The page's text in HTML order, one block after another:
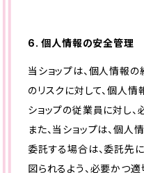
6. 個人情報の安全管理
当ショップは、個人情報
のリスクに対して、個人
ショップの従業員に対し
また、当ショップは、個
委託する場合は、委託先
図られるよう、必要かつ